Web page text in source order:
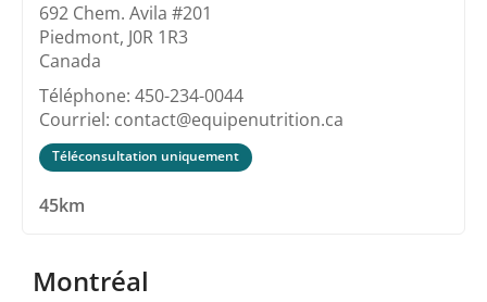
692 Chem. Avila #201
Piedmont, J0R 1R3
Canada
Téléphone: 450-234-0044
Courriel: contact@equipenutrition.ca
Téléconsultation uniquement
45km
Montréal